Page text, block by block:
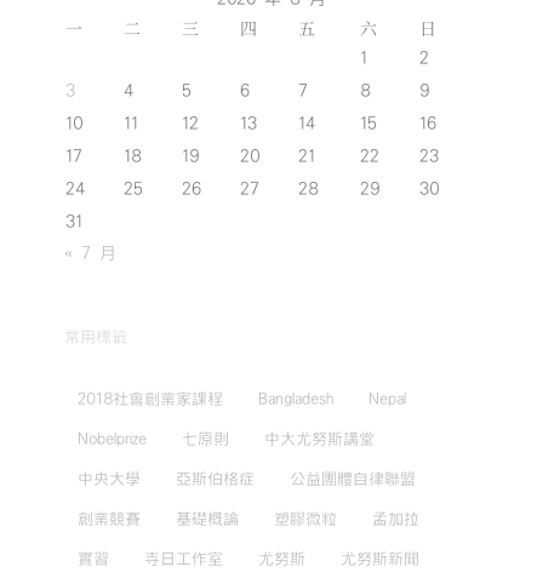
一 二 三 四 五 六 日
1
2
3
4 5 6 7 8
9
10
11 12 13 14 15
16
17
18 19 20 21 22
23
24
25 26 27 28 29
30
31
« 7 月
常用標籤
2018社會創業家課程 Bangladesh Nepal
Nobelprize 七原則 中大尤努斯講堂
中央大學 亞斯伯格症 公益團體自律聯盟
創業競賽 基礎概論 塑膠微粒 孟加拉
實習 寺日工作室 尤努斯 尤努斯新聞